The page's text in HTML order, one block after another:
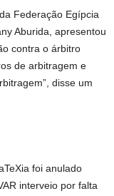
Federação Egípcia
Aburida, apresentou
contra o árbitro
de arbitragem e
disse um
foi anulado
interveio por falta